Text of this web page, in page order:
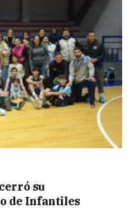
su
de Infantiles